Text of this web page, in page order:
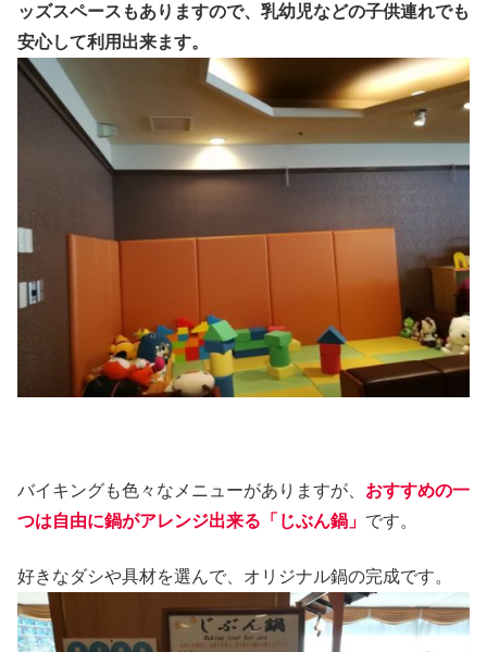
ッズスペースもありますので、乳幼児などの子供連れでも
安心して利用 出来ます。
バイキングも色々なメニューがありますが、 おすすめの一
つは自由に鍋がアレンジ出来る「じぶん鍋」 です。
好きなダシや具材を選んで、オリジナル鍋の完成です。